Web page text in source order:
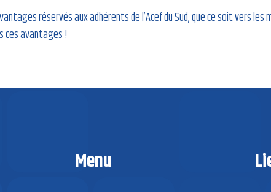
réservés aux adhérents de l’Acef du Sud, que ce soit vers
ces avantages !
Menu